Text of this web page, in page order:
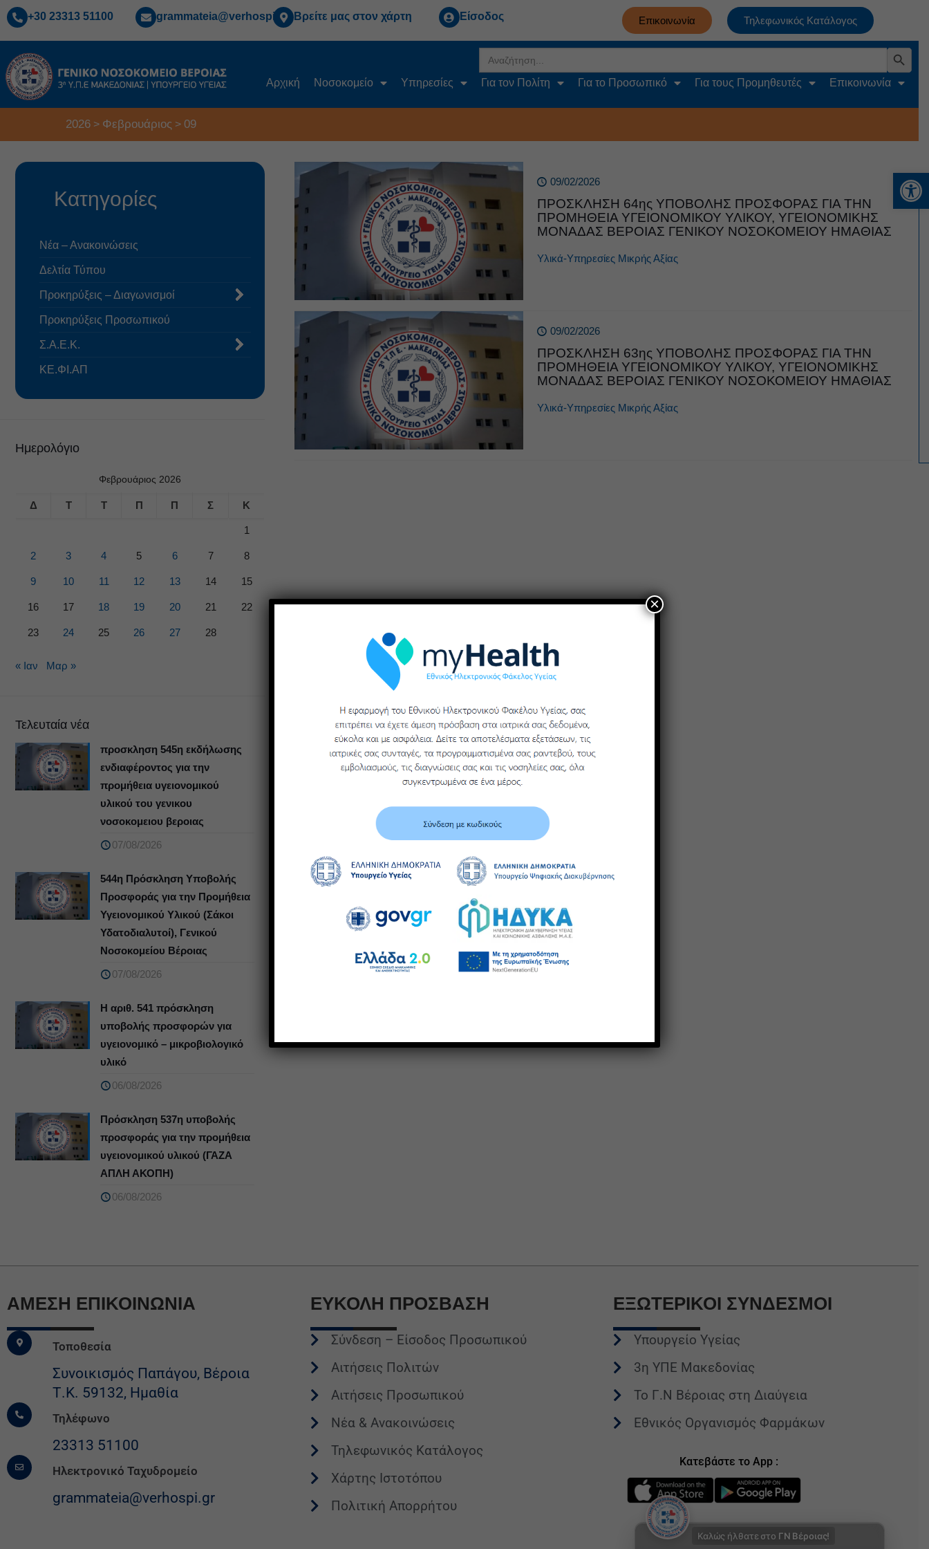
+30 23313 51100 grammateia@verhospi.gr Βρείτε μας στον χάρτη Είσοδος Επικοινωνία Τηλεφωνικός Κατάλογος
for:
Search Button
Αρχική Νοσοκομείο Υπηρεσίες Για τον Πολίτη Για το Προσωπικό Για τους Προμηθευτές Επικοινωνία
2026> Φεβρουάριος > 09
09/02/2026
ΠΡΟΣΚΛΗΣΗ 64ης ΥΠΟΒΟΛΗΣ ΠΡΟΣΦΟΡΑΣ ΓΙΑ ΤΗΝ
ΠΡΟΜΗΘΕΙΑ ΥΓΕΙΟΝΟΜΙΚΟΥ ΥΛΙΚΟΥ, ΥΓΕΙΟΝΟΜΙΚΗΣ
ΜΟΝΑΔΑΣ ΒΕΡΟΙΑΣ ΓΕΝΙΚΟΥ ΝΟΣΟΚΟΜΕΙΟΥ ΗΜΑΘΙΑΣ
Υλικά-Υπηρεσίες Μικρής Αξίας
09/02/2026
ΠΡΟΣΚΛΗΣΗ 63ης ΥΠΟΒΟΛΗΣ ΠΡΟΣΦΟΡΑΣ ΓΙΑ ΤΗΝ
ΠΡΟΜΗΘΕΙΑ ΥΓΕΙΟΝΟΜΙΚΟΥ ΥΛΙΚΟΥ, ΥΓΕΙΟΝΟΜΙΚΗΣ
ΜΟΝΑΔΑΣ ΒΕΡΟΙΑΣ ΓΕΝΙΚΟΥ ΝΟΣΟΚΟΜΕΙΟΥ ΗΜΑΘΙΑΣ
Υλικά-Υπηρεσίες Μικρής Αξίας
Κατηγορίες
Νέα – Ανακοινώσεις
Δελτία Τύπου
Προκηρύξεις – Διαγωνισμοί
Προκηρύξεις Προσωπικού
Σ.Α.Ε.Κ.
ΚΕ.ΦΙ.ΑΠ
Ημερολόγιο
Φεβρουάριος 2026
Δ Τ Τ Π Π Σ Κ
1
2 3 4 5 6 7 8
9 10 11 12 13 14 15
16 17 18 19 20 21 22
23 24 25 26 27 28
« Ιαν Μαρ »
Τελευταία νέα
προσκληση 545η εκδήλωσης
ενδιαφέροντος για την
προμήθεια υγειονομικού
υλικού του γενικου
νοσοκομειου βεροιας
07/08/2026
544η Πρόσκληση Υποβολής
Προσφοράς για την Προμήθεια
Υγειονομικού Υλικού (Σάκοι
Υδατοδιαλυτοί), Γενικού
Νοσοκομείου Βέροιας
07/08/2026
Η αριθ. 541 πρόσκληση
υποβολής προσφορών για
υγειονομικό – μικροβιολογικό
υλικό
06/08/2026
Πρόσκληση 537η υποβολής
προσφοράς για την προμήθεια
υγειονομικού υλικού (ΓΑΖΑ
ΑΠΛΗ ΑΚΟΠΗ)
06/08/2026
ΆΜΕΣΗ ΕΠΙΚΟΙΝΩΝΙΑ
Τοποθεσία
Συνοικισμός Παπάγου, Βέροια
Τ.Κ. 59132, Ημαθία
Τηλέφωνο
23313 51100
Ηλεκτρονικό Ταχυδρομείο
grammateia@verhospi.gr
ΕΥΚΟΛΗ ΠΡΟΣΒΑΣΗ
Σύνδεση – Είσοδος Προσωπικού
Αιτήσεις Πολιτών
Αιτήσεις Προσωπικού
Νέα & Ανακοινώσεις
Τηλεφωνικός Κατάλογος
Χάρτης Ιστοτόπου
Πολιτική Απορρήτου
ΕΞΩΤΕΡΙΚΟΙ ΣΥΝΔΕΣΜΟΙ
Υπουργείο Υγείας
3η ΥΠΕ Μακεδονίας
Το Γ.Ν Βέροιας στη Διαύγεια
Εθνικός Οργανισμός Φαρμάκων
Κατεβάστε το App :
Καλώς ήλθατε στο ΓΝ Βέροιας!
×